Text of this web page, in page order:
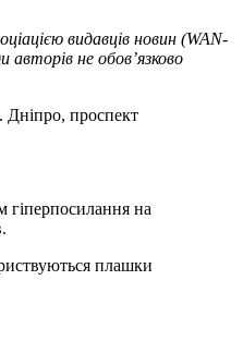
видавців новин (WAN-
не обов’язково
Дніпро, проспект
гіперпосилання на
плашки